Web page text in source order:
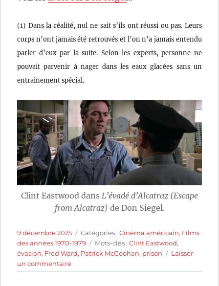
(1) Dans la réalité, nul ne sait s’ils ont réussi ou pas. Leurs
corps n’ont jamais été retrouvés et l’on n’a jamais entendu
parler d’eux par la suite. Selon les experts, personne ne
pouvait parvenir à nager dans les eaux glacées sans un
entrainement spécial.
Clint Eastwood dans L’évadé d’Alcatraz (Escape
from Alcatraz) de Don Siegel.
Publié
le
9 décembre 2025 Catégories
Catégories :Cinéma américain, Films
des années 1970-1979
Étiquettes
Mots-clés :Clint Eastwood,
évasion, Fred Ward, Patrick McGoohan, prison
Laisser
un commentairesur
L’Évadé